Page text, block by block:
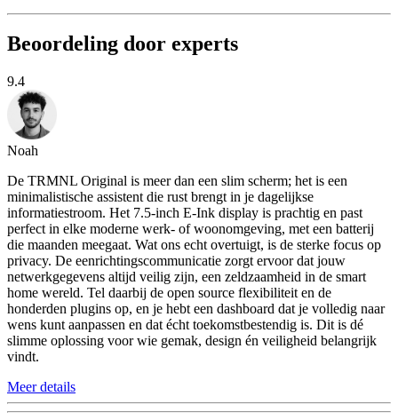
Beoordeling door experts
9.4
Noah
De TRMNL Original is meer dan een slim scherm; het is een
minimalistische assistent die rust brengt in je dagelijkse
informatiestroom. Het 7.5-inch E-Ink display is prachtig en past
perfect in elke moderne werk- of woonomgeving, met een batterij
die maanden meegaat. Wat ons echt overtuigt, is de sterke focus op
privacy. De eenrichtingscommunicatie zorgt ervoor dat jouw
netwerkgegevens altijd veilig zijn, een zeldzaamheid in de smart
home wereld. Tel daarbij de open source flexibiliteit en de
honderden plugins op, en je hebt een dashboard dat je volledig naar
wens kunt aanpassen en dat écht toekomstbestendig is. Dit is dé
slimme oplossing voor wie gemak, design én veiligheid belangrijk
vindt.
Meer details